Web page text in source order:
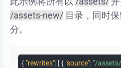
/assets-new/ 目录，同时
分。
{ "rewrites": [{ "source": "/